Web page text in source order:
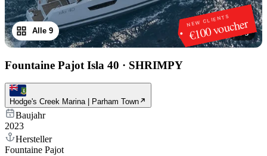
NEW CLIENTS
€100 voucher
1 /9
Alle 9
Fountaine Pajot Isla 40 · SHRIMPY
Hodge's Creek Marina | Parham Town
Baujahr
2023
Hersteller
Fountaine Pajot